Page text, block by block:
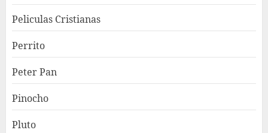
Peliculas Cristianas
Perrito
Peter Pan
Pinocho
Pluto